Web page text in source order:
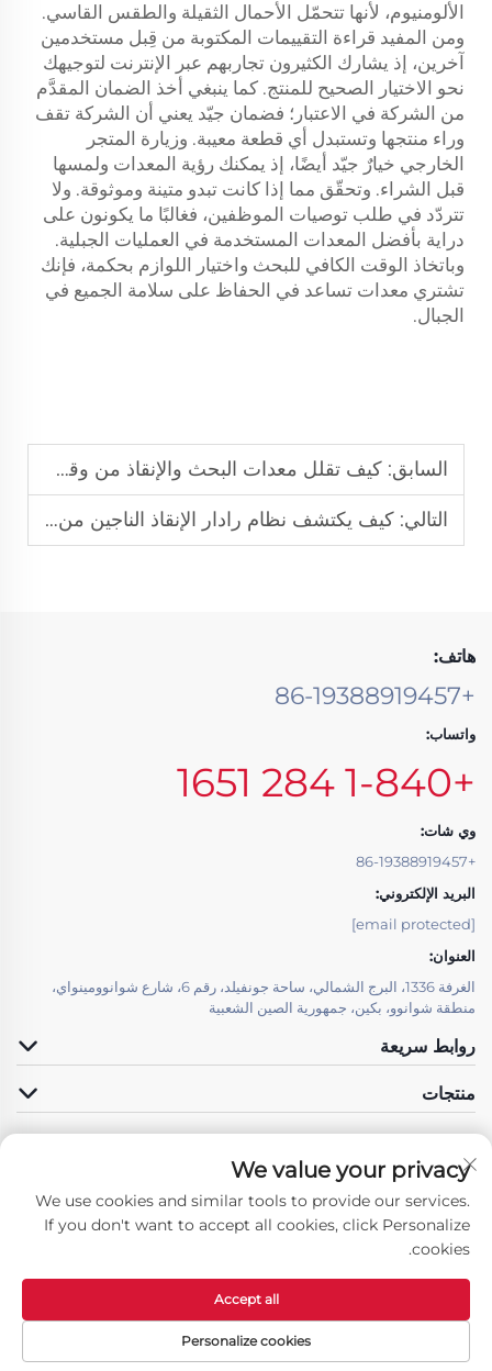
الألومنيوم، لأنها تتحمّل الأحمال الثقيلة والطقس القاسي.
ومن المفيد قراءة التقييمات المكتوبة من قِبل مستخدمين
آخرين، إذ يشارك الكثيرون تجاربهم عبر الإنترنت لتوجيهك
نحو الاختيار الصحيح للمنتج. كما ينبغي أخذ الضمان المقدَّم
من الشركة في الاعتبار؛ فضمان جيّد يعني أن الشركة تقف
وراء منتجها وتستبدل أي قطعة معيبة. وزيارة المتجر
الخارجي خيارٌ جيّد أيضًا، إذ يمكنك رؤية المعدات ولمسها
قبل الشراء. وتحقّق مما إذا كانت تبدو متينة وموثوقة. ولا
تتردّد في طلب توصيات الموظفين، فغالبًا ما يكونون على
دراية بأفضل المعدات المستخدمة في العمليات الجبلية.
وباتخاذ الوقت الكافي للبحث واختيار اللوازم بحكمة، فإنك
تشتري معدات تساعد في الحفاظ على سلامة الجميع في
الجبال.
السابق: كيف تقلل معدات البحث والإنقاذ من وقت الاستجابة في عمليات الفيضانات
التالي: كيف يكتشف نظام رادار الإنقاذ الناجين من خلال الحطام والركام
هاتف:
+86-19388919457
واتساب:
+1-840 284 1651
وي شات:
+86-19388919457
البريد الإلكتروني:
[email protected]
العنوان:
الغرفة 1336، البرج الشمالي، ساحة جونفيلد، رقم 6، شارع شوانوومينواي،
منطقة شوانوو، بكين، جمهورية الصين الشعبية
روابط سريعة
منتجات
تابعونا
حقوق النسخ © شركة تكنولوجيا بيجين LSJ للتنمية المحدودة. جميع الحقوق محفوظة
-سياسة الخصوصية
We value your privacy
We use cookies and similar tools to provide our services.
If you don't want to accept all cookies, click Personalize
cookies.
Personalize cookies
Accept all